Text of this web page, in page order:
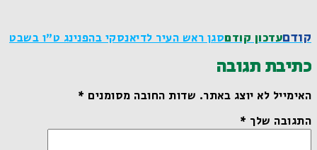
קודםעדכון קודםסגן ראש העיר לדיאנסקי בהפנינג ט"ו בשבט
כתיבת תגובה
האימייל לא יוצג באתר.שדות החובה מסומנים*
התגובה שלך*